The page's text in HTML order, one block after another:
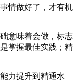
情做好了，才有机
意味着会做，标志
掌握最佳实践；精
力提升到精通水